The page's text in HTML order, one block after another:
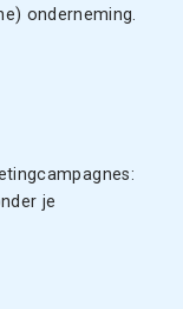
onderneming.
je